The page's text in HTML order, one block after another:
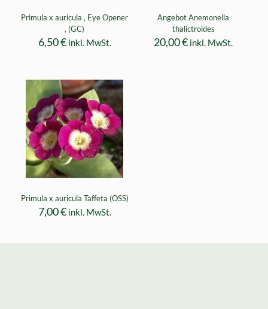
Primula x auricula ‚ Eye Opener
‚ (GC)
6,50€ inkl. MwSt.
Angebot Anemonella
thalictroides
20,00€ inkl. MwSt.
Primula x auricula Taffeta (OSS)
7,00€ inkl. MwSt.